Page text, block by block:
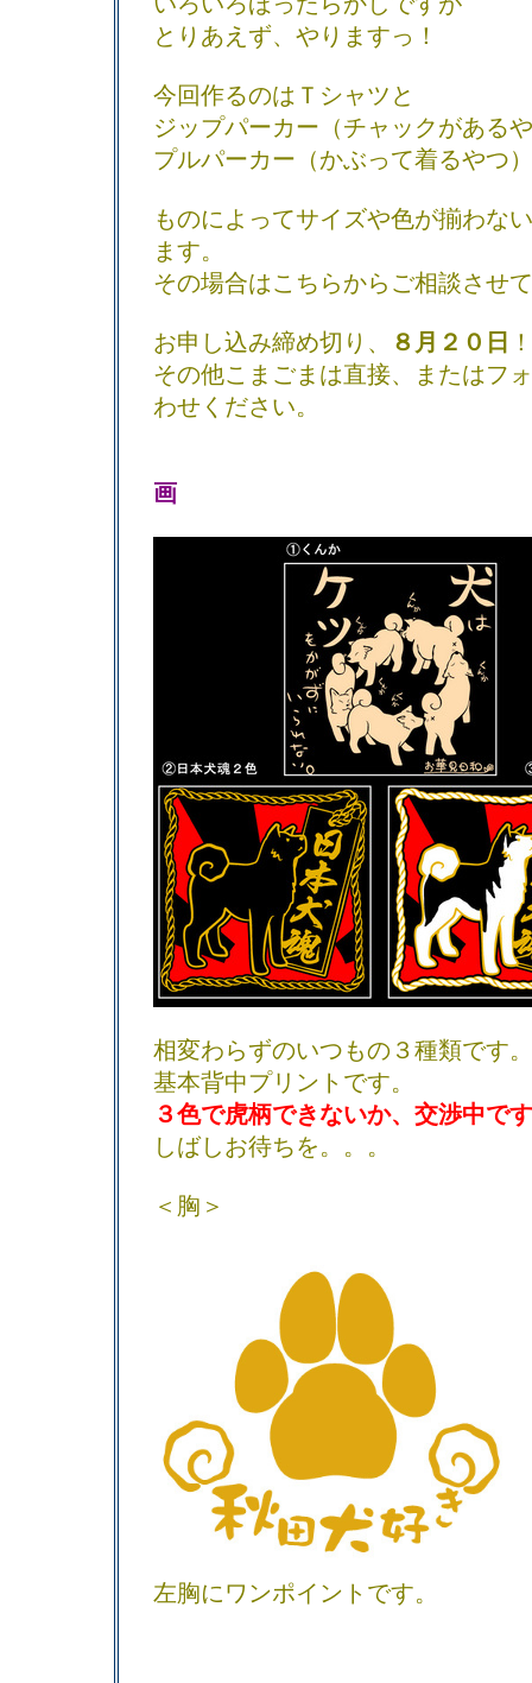
とりあえず、やりますっ！
今回作るのはＴシャツと
ジップパーカー（チャックがある
プルパーカー（かぶって着るやつ
ものによってサイズや色が揃わな
ます。
その場合はこちらからご相談させ
お申し込み締め切り、 ８月２０日 ！
その他こまごまは直接、またはフ
わせください。
画
相変わらずのいつもの３種類です。
基本背中プリントです。
３色で虎柄できないか、交渉中です
しばしお待ちを。。。
＜胸＞
左胸にワンポイントです。